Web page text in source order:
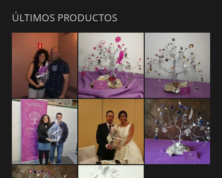
ÚLTIMOS PRODUCTOS